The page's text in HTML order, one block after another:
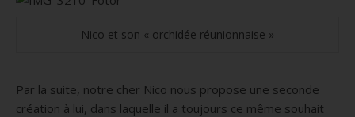
Nico et son « orchidée réunionnaise »
Par la suite, notre cher Nico nous propose une seconde
création à lui, dans laquelle il a toujours ce même souhait